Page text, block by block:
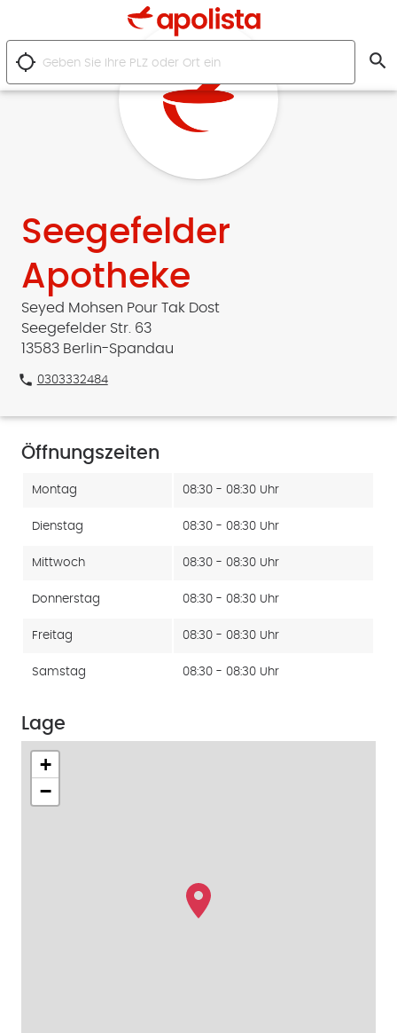
location_searching search
Seegefelder
Apotheke
Seyed Mohsen Pour Tak Dost
Seegefelder Str. 63
13583 Berlin-Spandau
phone 0303332484
Öffnungszeiten
Montag 08:30 - 08:30 Uhr
Dienstag 08:30 - 08:30 Uhr
Mittwoch 08:30 - 08:30 Uhr
Donnerstag 08:30 - 08:30 Uhr
Freitag 08:30 - 08:30 Uhr
Samstag 08:30 - 08:30 Uhr
Lage
+
−